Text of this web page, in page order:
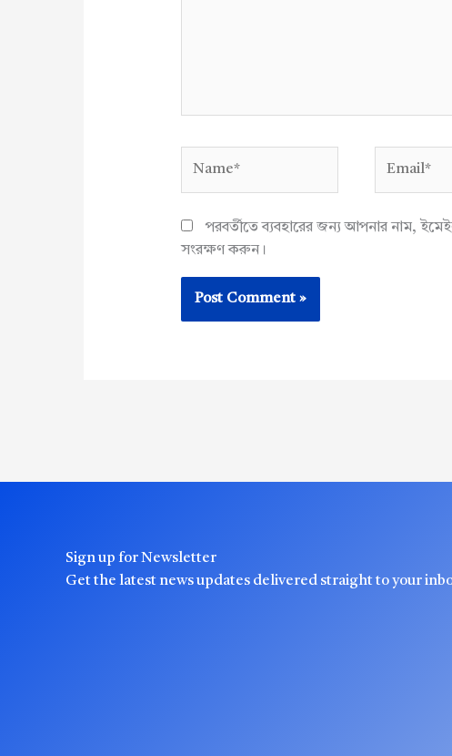
পরবর্তীতে ব্যবহারের জন্য আপনার নাম,
সংরক্ষণ করুন।
Sign up for Newsletter
Get the latest news updates delivered straight to your